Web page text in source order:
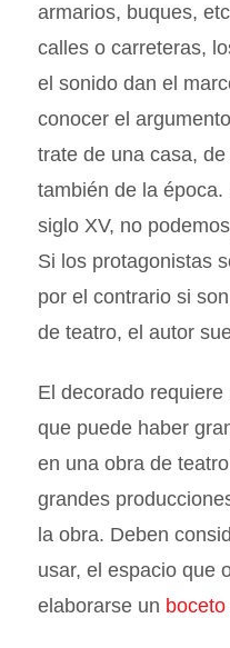
armarios, buques,
calles o carreteras,
el sonido dan el
conocer el
trate de una casa,
también de la
siglo XV, no
Si los protagonistas
por el contrario si
de teatro, el autor
El decorado
que puede haber
en una obra de
grandes
la obra. Deben
usar, el espacio que
elaborarse un boceto